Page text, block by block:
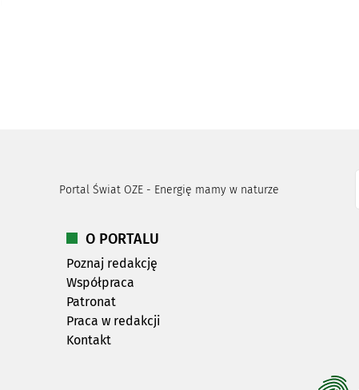
Portal Świat OZE - Energię mamy w naturze
O PORTALU
Poznaj redakcję
Współpraca
Patronat
Praca w redakcji
Kontakt